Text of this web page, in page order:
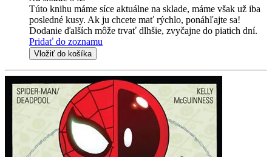
Túto knihu máme síce aktuálne na sklade, máme však už iba
posledné kusy. Ak ju chcete mať rýchlo, ponáhľajte sa!
Dodanie ďalších môže trvať dlhšie, zvyčajne do piatich dní.
Pridať do zoznamu
Vložiť do košíka